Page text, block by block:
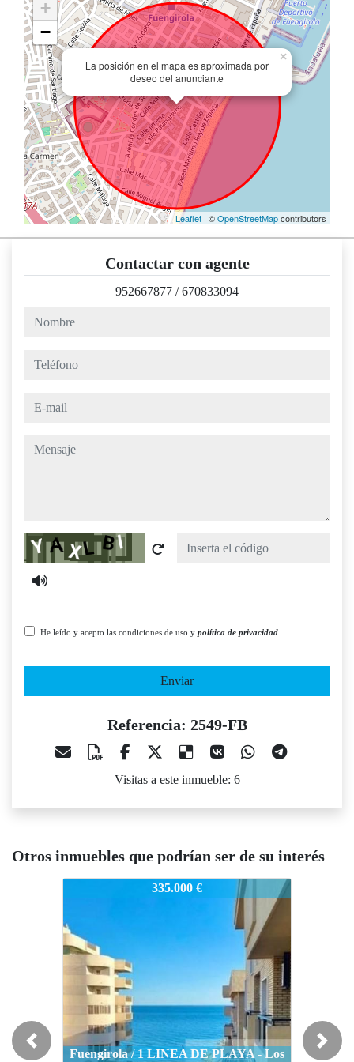
La posición en el mapa es aproximada por
deseo del anunciante
×
+
−
Leaflet | ©OpenStreetMapcontributors
Contactar con agente
952667877 /670833094
nombre
teléfono
e-mail
mensaje
Captcha
He leído y acepto las condiciones de uso y política de privacidad
Enviar
Referencia: 2549-FB
Visitas a este inmueble: 6
Otros inmuebles que podrían ser de su interés
/ 1 LINEA DE PLAYA - Los
344.000 €
Previous Next